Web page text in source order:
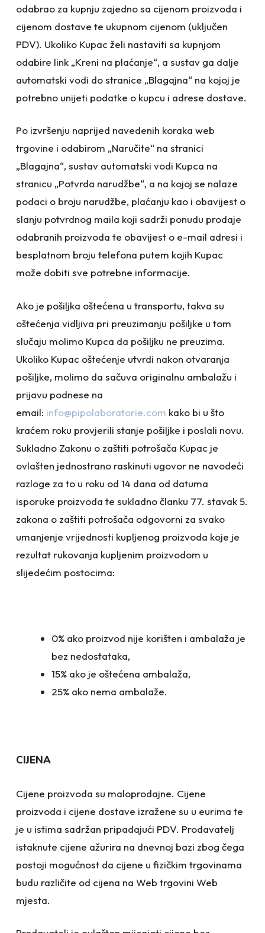
odabrao za kupnju zajedno sa cijenom proizvoda i
cijenom dostave te ukupnom cijenom (uključen
PDV). Ukoliko Kupac želi nastaviti sa kupnjom
odabire link „Kreni na plaćanje“, a sustav ga dalje
automatski vodi do stranice „Blagajna“ na kojoj je
potrebno unijeti podatke o kupcu i adrese dostave.
Po izvršenju naprijed navedenih koraka web
trgovine i odabirom „Naručite“ na stranici
„Blagajna“, sustav automatski vodi Kupca na
stranicu „Potvrda narudžbe“, a na kojoj se nalaze
podaci o broju narudžbe, plaćanju kao i obavijest o
slanju potvrdnog maila koji sadrži ponudu prodaje
odabranih proizvoda te obavijest o e-mail adresi i
besplatnom broju telefona putem kojih Kupac
može dobiti sve potrebne informacije.
Ako je pošiljka oštećena u transportu, takva su
oštećenja vidljiva pri preuzimanju pošiljke u tom
slučaju molimo Kupca da pošiljku ne preuzima.
Ukoliko Kupac oštećenje utvrdi nakon otvaranja
pošiljke, molimo da sačuva originalnu ambalažu i
prijavu podnese na
email: info@pipolaboratorie.com kako bi u što
kraćem roku provjerili stanje pošiljke i poslali novu.
Sukladno Zakonu o zaštiti potrošača Kupac je
ovlašten jednostrano raskinuti ugovor ne navodeći
razloge za to u roku od 14 dana od datuma
isporuke proizvoda te sukladno članku 77. stavak 5.
zakona o zaštiti potrošača odgovorni za svako
umanjenje vrijednosti kupljenog proizvoda koje je
rezultat rukovanja kupljenim proizvodom u
slijedećim postocima:
0% ako proizvod nije korišten i ambalaža je
bez nedostataka,
15% ako je oštećena ambalaža,
25% ako nema ambalaže.
CIJENA
Cijene proizvoda su maloprodajne. Cijene
proizvoda i cijene dostave izražene su u eurima te
je u istima sadržan pripadajući PDV. Prodavatelj
istaknute cijene ažurira na dnevnoj bazi zbog čega
postoji mogućnost da cijene u fizičkim trgovinama
budu različite od cijena na Web trgovini Web
mjesta.